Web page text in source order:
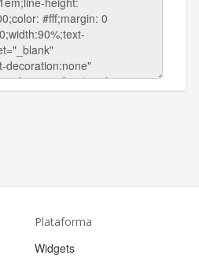
Plataforma
Widgets